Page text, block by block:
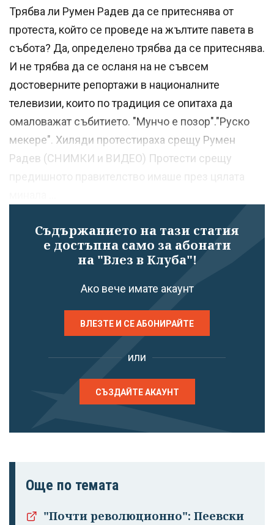
Трябва ли Румен Радев да се притеснява от
протеста, който се проведе на жълтите павета в
събота? Да, определено трябва да се притеснява.
И не трябва да се осланя на не съвсем
достоверните репортажи в националните
телевизии, които по традиция се опитаха да
омаловажат събитието. "Мунчо е позор"."Руско
мекере". Хиляди протестираха срещу Румен
Радев (СНИМКИ и ВИДЕО) Протести срещу
Съдържанието на тази статия
е достъпна само за абонати
на "Влез в Клуба"!
Ако вече имате акаунт
ВЛЕЗТЕ И СЕ АБОНИРАЙТЕ
или
СЪЗДАЙТЕ АКАУНТ
Още по темата
"Почти революционно": Пеевски